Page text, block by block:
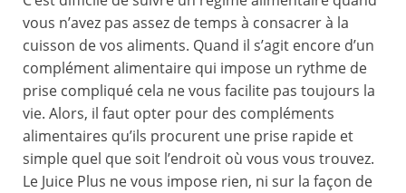
vous n’avez pas assez de temps à consacrer à la
cuisson de vos aliments. Quand il s’agit encore d’un
complément alimentaire qui impose un rythme de
prise compliqué cela ne vous facilite pas toujours la
vie. Alors, il faut opter pour des compléments
alimentaires qu’ils procurent une prise rapide et
simple quel que soit l’endroit où vous vous trouvez.
Le Juice Plus ne vous impose rien, ni sur la façon de